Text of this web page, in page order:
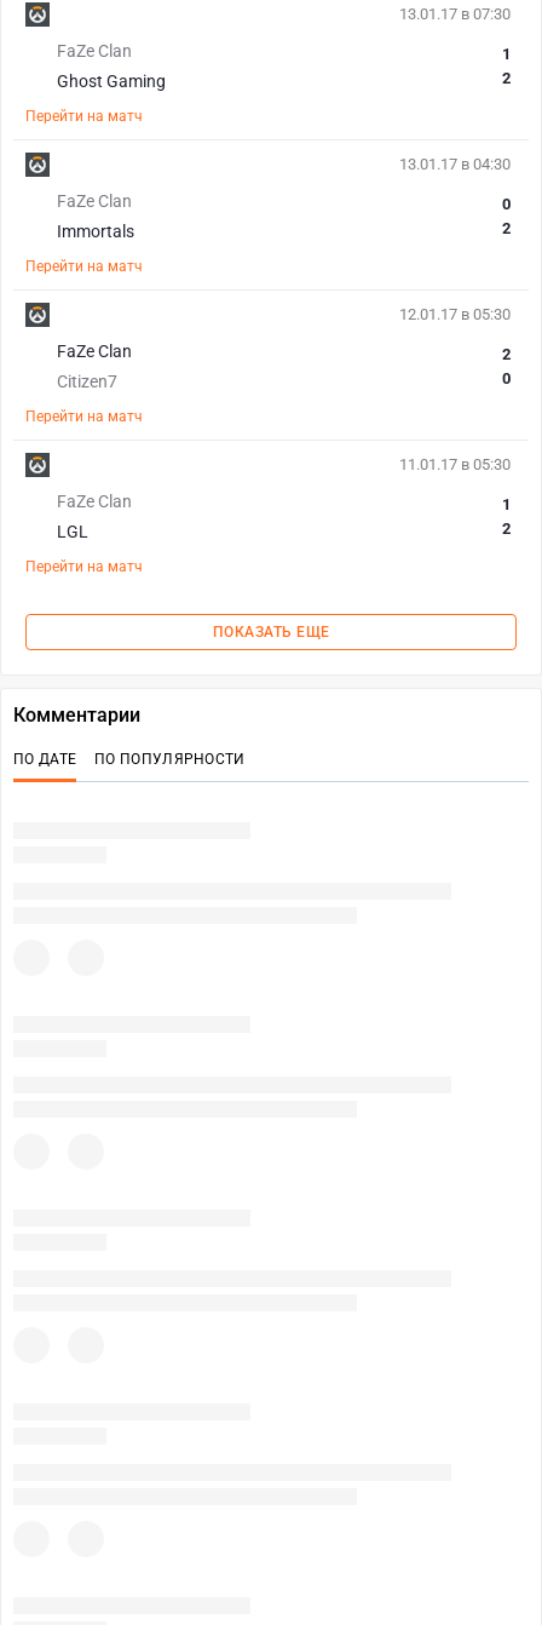
13.01.17 в 07:30
FaZe Clan
Ghost Gaming
1
2
Перейти на матч
13.01.17 в 04:30
FaZe Clan
Immortals
0
2
Перейти на матч
12.01.17 в 05:30
FaZe Clan
Citizen7
2
0
Перейти на матч
11.01.17 в 05:30
FaZe Clan
LGL
1
2
Перейти на матч
ПОКАЗАТЬ ЕЩЕ
Комментарии
ПО ДАТЕ ПО ПОПУЛЯРНОСТИ